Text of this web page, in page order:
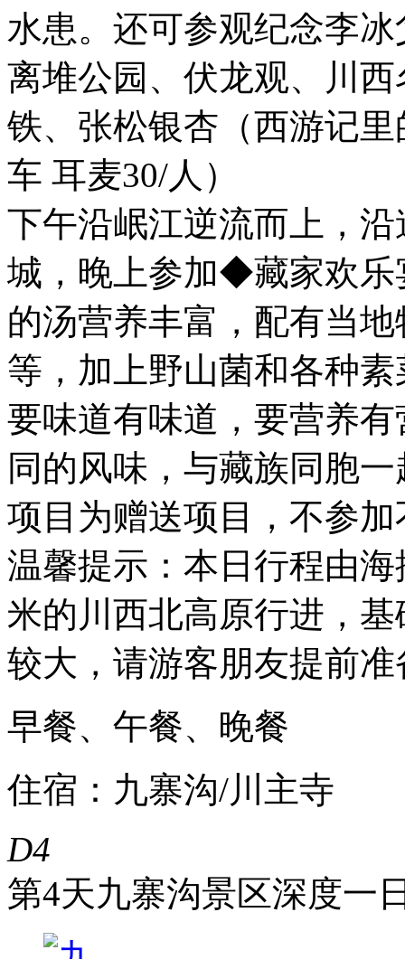
水患。还可参观纪念李
离堆公园、伏龙观、川
铁、张松银杏（西游记
车 耳麦30/人）
下午沿岷江逆流而上，
城，晚上参加◆藏家欢乐
的汤营养丰富，配有当
等，加上野山菌和各种
要味道有味道，要营养
同的风味，与藏族同胞
项目为赠送项目，不参
温馨提示：本日行程由
米的川西北高原行进，
较大，请游客朋友提前
早餐、午餐、晚餐
住宿：九寨沟/川主寺
D4
第4天九寨沟景区深度一